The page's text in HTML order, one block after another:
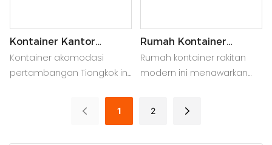
Kontainer Kantor
Bergerak Untuk
Akomodasi
Kontainer akomodasi
pertambangan Tiongkok ini
konstruksi dan kontainer
Rumah Kontainer
Rakitan Modern, Rumah
Portabel
Rumah kontainer rakitan
modern ini menawarkan
kantor modular sementara
1 2